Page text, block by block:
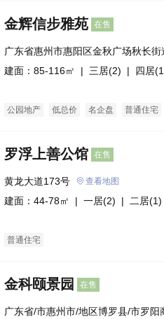
金辉信步雅苑 在售
广东省惠州市惠阳区金秋广场秋长街
建面：85-116㎡ | 三居(2) | 四居
公园地产 低总价 名企盘 普通住宅
罗浮上善公馆 在售
黄龙大道173号 查看地图
建面：44-78㎡ | 一居(2) | 二居(1)
普通住宅
金科颐景园 在售
广东省/市惠州市/地区博罗县/市罗阳